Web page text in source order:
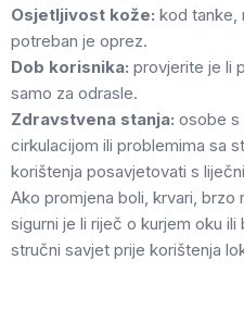
Osjetljivost kože: kod tanke,
potreban je oprez.
Dob korisnika: provjerite je li
samo za odrasle.
Zdravstvena stanja: osobe s
cirkulacijom ili problemima sa
korištenja posavjetovati s
Ako promjena boli, krvari, brzo
sigurni je li riječ o kurjem oku
stručni savjet prije korištenja